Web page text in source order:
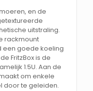
en de
uitstraling.
rackmount
een goede koeling
FritzBox is de
1.5U. Aan de
om enkele
door te geleiden.